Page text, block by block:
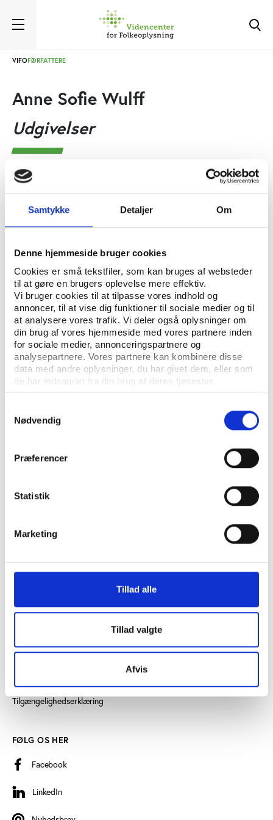
Samtykke Detaljer Om
Denne hjemmeside bruger cookies
Cookies er små tekstfiler, som kan bruges af websteder
til at gøre en brugers oplevelse mere effektiv.
Vi bruger cookies til at tilpasse vores indhold og
annoncer, til at vise dig funktioner til sociale medier og til
at analysere vores trafik. Vi deler også oplysninger om
din brug af vores hjemmeside med vores partnere inden
for sociale medier, annonceringspartnere og
analysepartnere. Vores partnere kan kombinere disse
data med andre oplysninger, du har givet dem, eller som
de har indsamlet fra din brug af deres tjenester.
Nødvendig
Præferencer
Statistik
Marketing
Tillad alle
Tillad valgte
Afvis
VIFOFORFATTERE
Anne Sofie Wulff
Udgivelser
Andre
Ungeanalyse 2023
Anne Sofie Wulff, Simon Meggers Matthiesen, Emilie
Blinkenberg
Artikler
KONTAKT
vifo@vifo.dk
Læs mere om instituttet
Idrættens Analyseinstitut
Persondatapolitik
Tilgængelighedserklæring
FØLG OS HER
Facebook
LinkedIn
LinkedIn